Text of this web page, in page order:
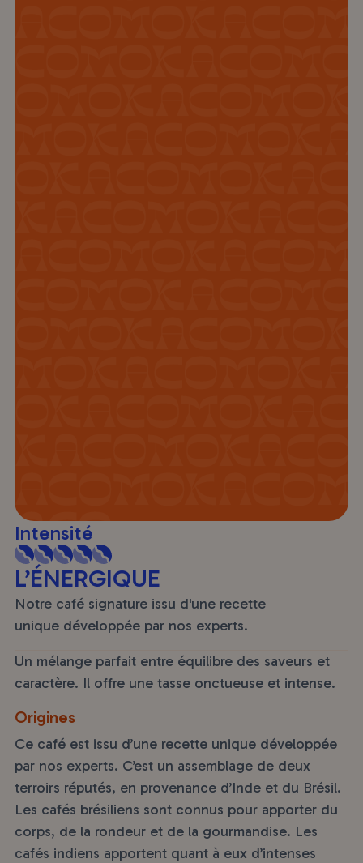
L’ÉNERGIQUE
Notre café signature issu d'une recette
unique développée par nos experts.
Intensité
Un mélange parfait entre équilibre des saveurs et
caractère. Il offre une tasse onctueuse et intense.
Origines
Ce café est issu d’une recette unique développée
par nos experts. C’est un assemblage de deux
terroirs réputés, en provenance d’Inde et du Brésil.
Les cafés brésiliens sont connus pour apporter du
corps, de la rondeur et de la gourmandise. Les
cafés indiens apportent quant à eux d’intenses